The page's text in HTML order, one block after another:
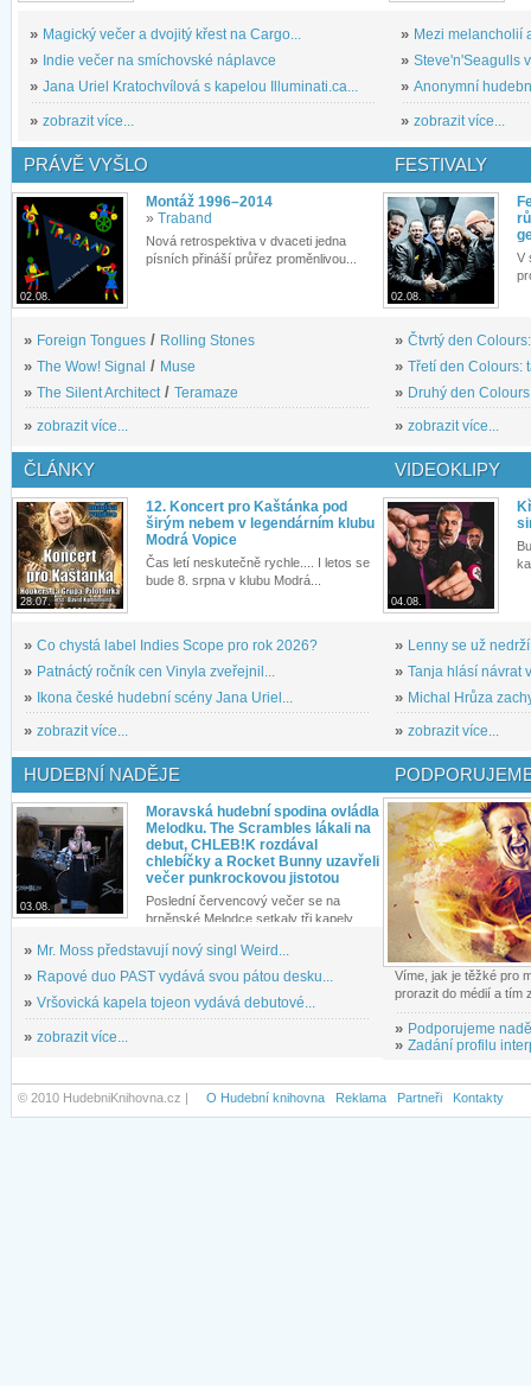
» Magický večer a dvojitý křest na Cargo...
» Indie večer na smíchovské náplavce
» Jana Uriel Kratochvílová s kapelou Illuminati.ca...
» zobrazit více...
» Mezi melancholií
» Steve'n'Seagulls
» Anonymní
» zobrazit více...
PRÁVĚ VYŠLO
02.08.
Montáž 1996–2014
» Traband
Nová retrospektiva v dvaceti jedna
písních přináší průřez proměnlivou...
» Foreign Tongues / Rolling Stones
» The Wow! Signal / Muse
» The Silent Architect / Teramaze
» zobrazit více...
FESTIVALY
02.08.
V
» Čtvrtý den
» Třetí den Colours:
» Druhý den
» zobrazit více...
ČLÁNKY
28.07.
12. Koncert pro Kaštánka pod
širým nebem v legendárním klubu
Modrá Vopice
Čas letí neskutečně rychle.... I letos se
bude 8. srpna v klubu Modrá...
» Co chystá label Indies Scope pro rok 2026?
» Patnáctý ročník cen Vinyla zveřejnil...
»
Ikona české hudební scény Jana Uriel...
» zobrazit více...
VIDEOKLIPY
04.08.
» Lenny se už
» Tanja hlásí návrat
» Michal Hrůza
» zobrazit více...
HUDEBNÍ NADĚJE
03.08.
Moravská hudební spodina ovládla
Melodku. The Scrambles lákali na
debut, CHLEB!K rozdával
chlebíčky a Rocket Bunny uzavřeli
večer punkrockovou jistotou
Poslední červencový večer se na
brněnské Melodce setkaly tři kapely...
» Mr. Moss představují nový singl Weird...
» Rapové duo PAST vydává svou pátou desku...
» Vršovická kapela tojeon vydává debutové...
» zobrazit více...
Víme, jak je těžké pro
prorazit do médií a tím
» Podporujeme
» Zadání profilu
© 2010 HudebniKnihovna.cz | O Hudební knihovna Reklama Partneři Kontakty